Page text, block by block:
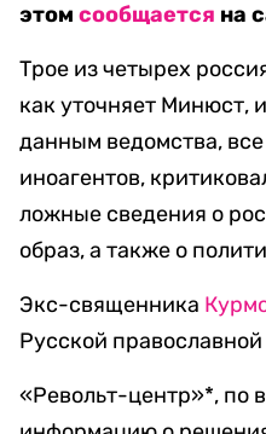
этомсообщается на
Трое из четырех
как уточняет Минюст,
данным ведомства,
иноагентов,
ложные сведения о
образ, а также о
Экс-священника
Русской
«Револьт-центр»*, по